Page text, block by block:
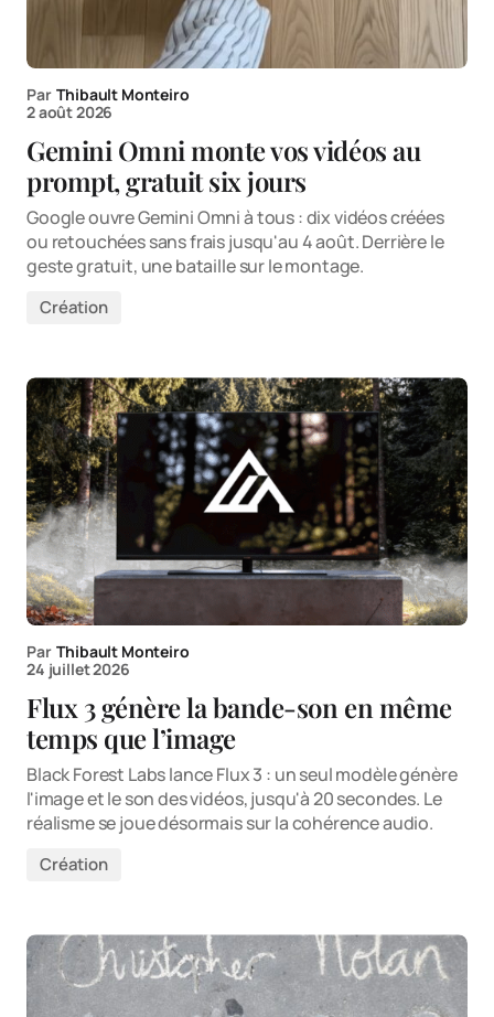
Par Thibault Monteiro
2 août 2026
Gemini Omni monte vos vidéos au
prompt, gratuit six jours
Google ouvre Gemini Omni à tous : dix vidéos créées
ou retouchées sans frais jusqu'au 4 août. Derrière le
geste gratuit, une bataille sur le montage.
Création
Par Thibault Monteiro
24 juillet 2026
Flux 3 génère la bande-son en même
temps que l’image
Black Forest Labs lance Flux 3 : un seul modèle génère
l'image et le son des vidéos, jusqu'à 20 secondes. Le
réalisme se joue désormais sur la cohérence audio.
Création